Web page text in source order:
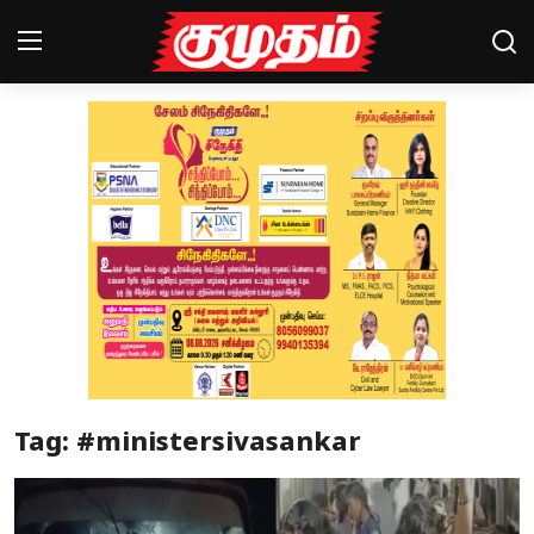
Magazines
Special Story
Tag: #ministersivasankar